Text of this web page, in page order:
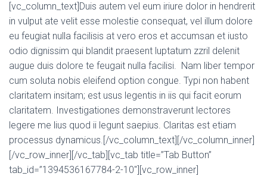
[vc_column_text]Duis autem vel eum iriure dolor in hendrerit
in vulput ate velit esse molestie consequat, vel illum dolore
eu feugiat nulla facilisis at vero eros et accumsan et iusto
odio dignissim qui blandit praesent luptatum zzril delenit
augue duis dolore te feugait nulla facilisi. Nam liber tempor
cum soluta nobis eleifend option congue. Typi non habent
claritatem insitam; est usus legentis in iis qui facit eorum
claritatem. Investigationes demonstraverunt lectores
legere me lius quod ii legunt saepius. Claritas est etiam
processus dynamicus.[/vc_column_text][/vc_column_inner]
[/vc_row_inner][/vc_tab][vc_tab title=”Tab Button”
tab_id=”1394536167784-2-10″][vc_row_inner]